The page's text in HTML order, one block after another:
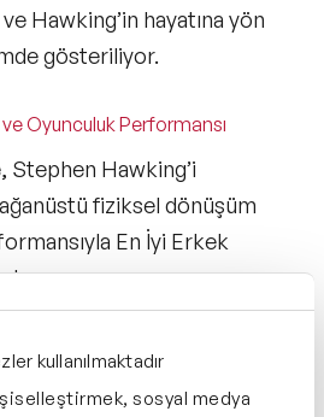
kullanılmaktadır
sosyal medya
Hawking’in hayatına yön
gösteriliyor.
Oyunculuk Performansı
Stephen Hawking’i
fiziksel dönüşüm
En İyi Erkek
kazanıyor.
olan bağını sinematografik